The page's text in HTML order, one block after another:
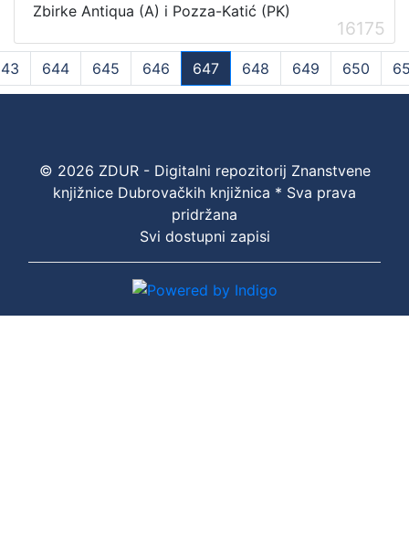
Zbirke Antiqua (A) i Pozza-Katić (PK)
16175
644 645 646
647
(current)
648 649 650
© 2026 ZDUR - Digitalni repozitorij Znanstvene
knjižnice Dubrovačkih knjižnica * Sva prava
pridržana
Svi dostupni zapisi